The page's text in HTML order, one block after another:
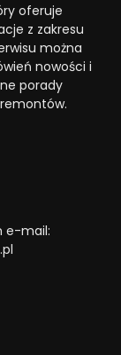
oferuje
z zakresu
można
nowości i
porady
e-mail: